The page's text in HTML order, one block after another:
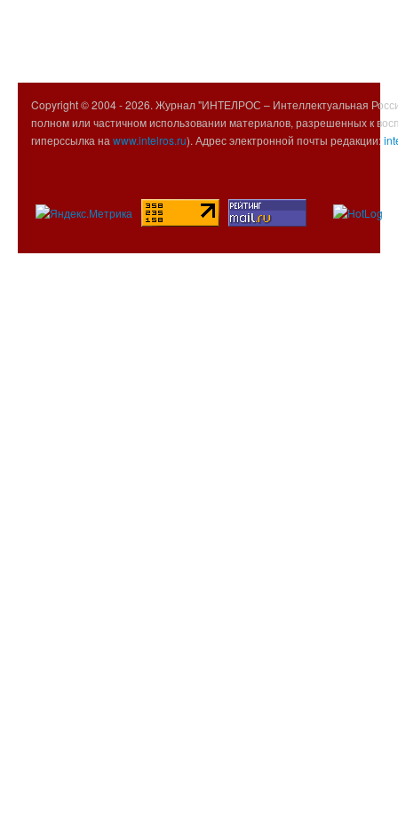
Copyright © 2004 -2026. Журнал "ИНТЕЛРОС – Интеллектуальная
полном или частичном использовании материалов, разрешенных к
гиперссылка на www.intelros.ru). Адрес электронной почты редакции: